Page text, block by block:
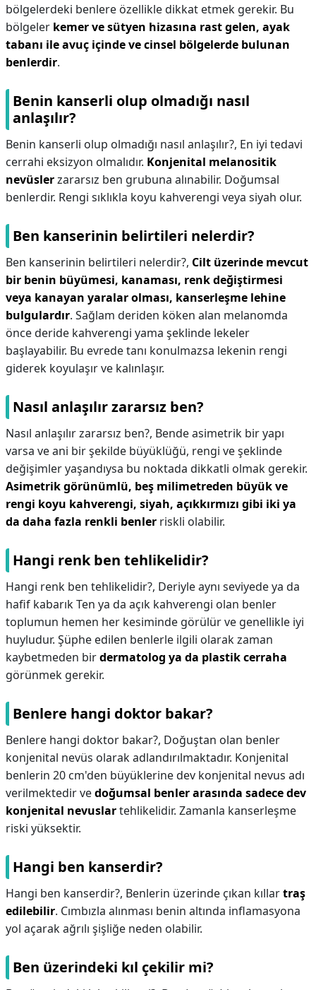
bölgelerdeki benlere özellikle dikkat etmek gerekir. Bu
bölgeler kemer ve sütyen hizasına rast gelen, ayak
tabanı ile avuç içinde ve cinsel bölgelerde bulunan
benlerdir.
Benin kanserli olup olmadığı nasıl
anlaşılır?
Benin kanserli olup olmadığı nasıl anlaşılır?, En iyi tedavi
cerrahi eksizyon olmalıdır. Konjenital melanositik
nevüslerzararsız ben grubuna alınabilir. Doğumsal
benlerdir. Rengi sıklıkla koyu kahverengi veya siyah olur.
Ben kanserinin belirtileri nelerdir?
Ben kanserinin belirtileri nelerdir?, Cilt üzerinde mevcut
bir benin büyümesi, kanaması, renk değiştirmesi
veya kanayan yaralar olması, kanserleşme lehine
bulgulardır. Sağlam deriden köken alan melanomda
önce deride kahverengi yama şeklinde lekeler
başlayabilir. Bu evrede tanı konulmazsa lekenin rengi
giderek koyulaşır ve kalınlaşır.
Nasıl anlaşılır zararsız ben?
Nasıl anlaşılır zararsız ben?, Bende asimetrik bir yapı
varsa ve ani bir şekilde büyüklüğü, rengi ve şeklinde
değişimler yaşandıysa bu noktada dikkatli olmak gerekir.
Asimetrik görünümlü, beş milimetreden büyük ve
rengi koyu kahverengi, siyah, açıkkırmızı gibi iki ya
da daha fazla renkli benler riskli olabilir.
Hangi renk ben tehlikelidir?
Hangi renk ben tehlikelidir?, Deriyle aynı seviyede ya da
hafif kabarık Ten ya da açık kahverengi olan benler
toplumun hemen her kesiminde görülür ve genellikle iyi
huyludur. Şüphe edilen benlerle ilgili olarak zaman
kaybetmeden birdermatolog ya da plastik cerraha
görünmek gerekir.
Benlere hangi doktor bakar?
Benlere hangi doktor bakar?, Doğuştan olan benler
konjenital nevüs olarak adlandırılmaktadır. Konjenital
benlerin 20 cm'den büyüklerine dev konjenital nevus adı
verilmektedir vedoğumsal benler arasında sadece dev
konjenital nevuslartehlikelidir. Zamanla kanserleşme
riski yüksektir.
Hangi ben kanserdir?
Hangi ben kanserdir?, Benlerin üzerinde çıkan kıllartraş
edilebilir. Cımbızla alınması benin altında inflamasyona
yol açarak ağrılı şişliğe neden olabilir.
Ben üzerindeki kıl çekilir mi?